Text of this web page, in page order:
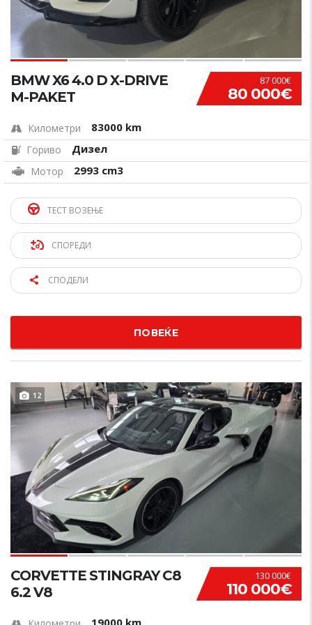
87 000€
80 000€
BMW X6 4.0 D X-DRIVE
M-PAKET
Километри 83000 km
Гориво Дизел
Мотор 2993 cm3
ТЕСТ ВОЗЕЊЕ
СПОРЕДИ
СПОДЕЛИ
ПОВЕЌЕ
12
130 000€
110 000€
CORVETTE STINGRAY C8
6.2 V8
19000 km